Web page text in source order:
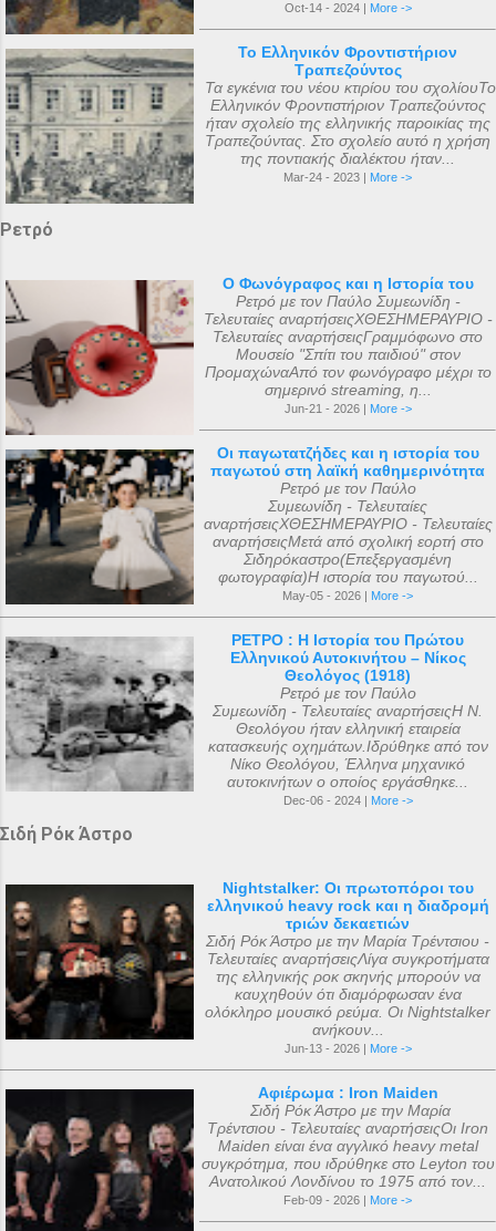
Oct-14 - 2024 | More ->
Το Ελληνικόν Φροντιστήριον
Τραπεζούντος
Τα εγκένια του νέου κτιρίου του σχολίουΤο
Ελληνικόν Φροντιστήριον Τραπεζούντος
ήταν σχολείο της ελληνικής παροικίας της
Τραπεζούντας. Στο σχολείο αυτό η χρήση
της ποντιακής διαλέκτου ήταν...
Mar-24 - 2023 | More ->
Ρετρό
Ο Φωνόγραφος και η Ιστορία του
Ρετρό με τον Παύλο Συμεωνίδη -
Τελευταίες αναρτήσειςΧΘΕΣΗΜΕΡΑΥΡΙΟ -
Τελευταίες αναρτήσειςΓραμμόφωνο στο
Μουσείο "Σπίτι του παιδιού" στον
ΠρομαχώναΑπό τον φωνόγραφο μέχρι το
σημερινό streaming, η...
Jun-21 - 2026 | More ->
Οι παγωτατζήδες και η ιστορία του
παγωτού στη λαϊκή καθημερινότητα
Ρετρό με τον Παύλο
Συμεωνίδη - Τελευταίες
αναρτήσειςΧΘΕΣΗΜΕΡΑΥΡΙΟ - Τελευταίες
αναρτήσειςΜετά από σχολική εορτή στο
Σιδηρόκαστρο(Επεξεργασμένη
φωτογραφία)Η ιστορία του παγωτού...
May-05 - 2026 | More ->
ΡΕΤΡΟ : Η Ιστορία του Πρώτου
Ελληνικού Αυτοκινήτου – Νίκος
Θεολόγος (1918)
Ρετρό με τον Παύλο
Συμεωνίδη - Τελευταίες αναρτήσειςΗ Ν.
Θεολόγου ήταν ελληνική εταιρεία
κατασκευής οχημάτων.Ιδρύθηκε από τον
Νίκο Θεολόγου, Έλληνα μηχανικό
αυτοκινήτων ο οποίος εργάσθηκε...
Dec-06 - 2024 | More ->
Σιδή Ρόκ Άστρο
Nightstalker: Οι πρωτοπόροι του
ελληνικού heavy rock και η διαδρομή
τριών δεκαετιών
Σιδή Ρόκ Άστρο με την Μαρία Τρέντσιου -
Τελευταίες αναρτήσειςΛίγα συγκροτήματα
της ελληνικής ροκ σκηνής μπορούν να
καυχηθούν ότι διαμόρφωσαν ένα
ολόκληρο μουσικό ρεύμα. Οι Nightstalker
ανήκουν...
Jun-13 - 2026 | More ->
Αφιέρωμα : Iron Maiden
Σιδή Ρόκ Άστρο με την Μαρία
Τρέντσιου - Τελευταίες αναρτήσειςΟι Iron
Maiden είναι ένα αγγλικό heavy metal
συγκρότημα, που ιδρύθηκε στο Leyton του
Ανατολικού Λονδίνου το 1975 από τον...
Feb-09 - 2026 | More ->